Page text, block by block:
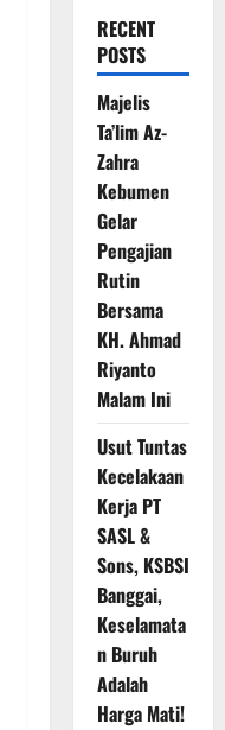
RECENT
POSTS
Majelis
Ta’lim Az-
Zahra
Kebumen
Gelar
Pengajian
Rutin
Bersama
KH. Ahmad
Riyanto
Malam Ini
Usut Tuntas
Kecelakaan
Kerja PT
SASL &
Sons, KSBSI
Banggai,
Keselamata
n Buruh
Adalah
Harga Mati!